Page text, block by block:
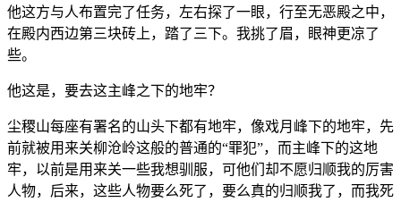
他这方与人布置完了任务，左右探了一眼，行至无恶殿之中，
在殿内西边第三块砖上，踏了三下。我挑了眉，眼神更凉了
些。
他这是，要去这主峰之下的地牢？
尘稷山每座有署名的山头下都有地牢，像戏月峰下的地牢，先
前就被用来关柳沧岭这般的普通的“罪犯”，而主峰下的这地
牢，以前是用来关一些我想驯服，可他们却不愿归顺我的厉害
人物，后来，这些人物要么死了，要么真的归顺我了，而我死